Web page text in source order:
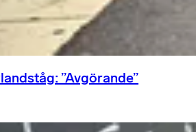
”Avgörande”